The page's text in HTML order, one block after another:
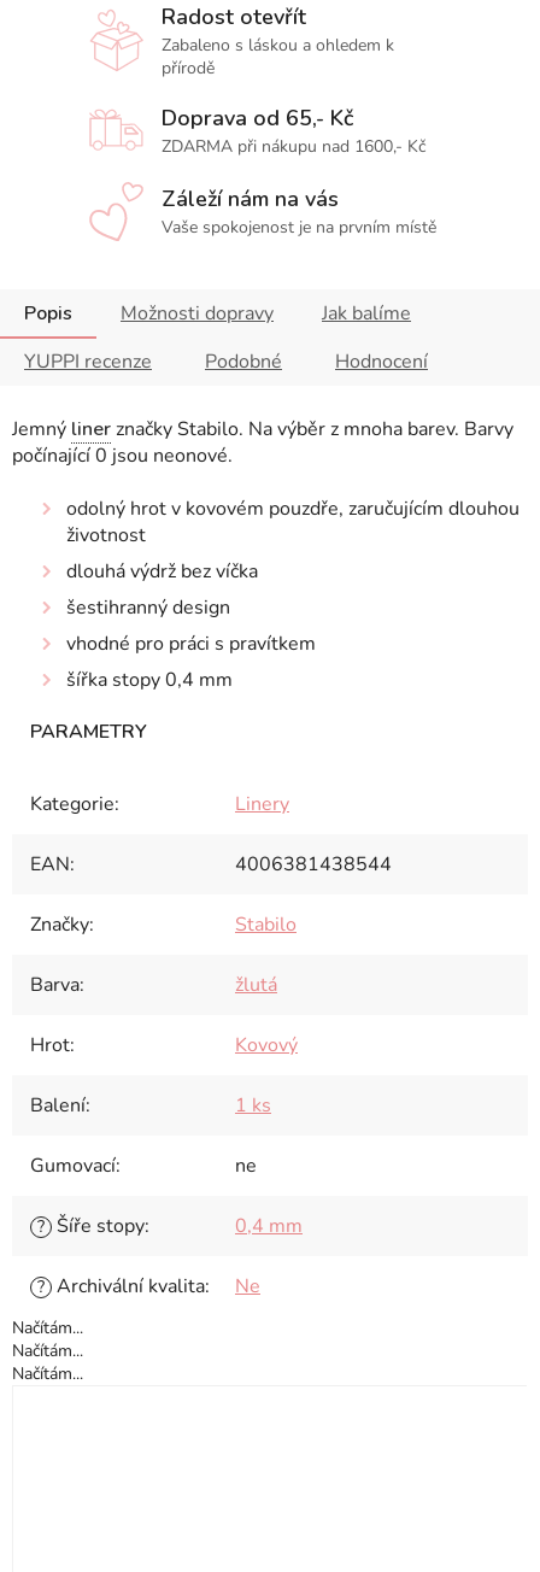
Radost otevřít
Zabaleno s láskou a ohledem k
přírodě
Doprava od 65,- Kč
ZDARMA při nákupu nad 1600,- Kč
Záleží nám na vás
Vaše spokojenost je na prvním místě
Popis Možnosti dopravy
Jak balíme
YUPPI recenze
Podobné Hodnocení
Jemný linerznačky Stabilo. Na výběr z mnoha barev. Barvy
počínající 0 jsou neonové.
odolný hrot v kovovém pouzdře, zaručujícím dlouhou
životnost
dlouhá výdrž bez víčka
šestihranný design
vhodné pro práci s pravítkem
šířka stopy 0,4 mm
Kategorie: Linery
EAN: 4006381438544
Značky: Stabilo
Barva: žlutá
Hrot: Kovový
Balení: 1 ks
Gumovací: ne
? Šíře stopy: 0,4 mm
? Archivální kvalita: Ne
Načítám...
Načítám...
Načítám...